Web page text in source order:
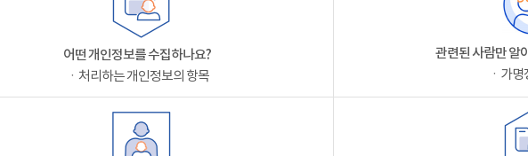
어떤 개인정보를 수집하나요?
ㆍ처리하는 개인정보의 항목
관련된 사람만 알
ㆍ가명